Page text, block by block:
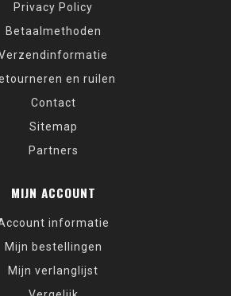
Privacy Policy
Betaalmethoden
en ruilen
Contact
Sitemap
Partners
MIJN ACCOUNT
informatie
Mijn bestellingen
Mijn verlanglijst